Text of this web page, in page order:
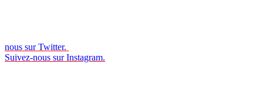
nous sur Twitter.
Suivez-nous sur Instagram.